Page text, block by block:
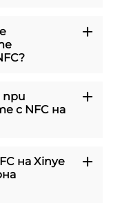
при
с NFC на
на Xinye